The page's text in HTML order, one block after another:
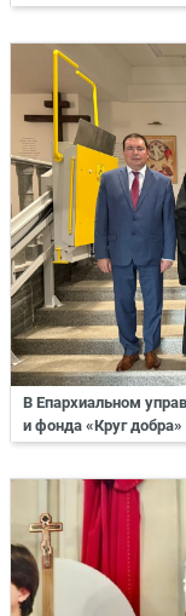
В Епархиальном
и фонда «Круг добра»